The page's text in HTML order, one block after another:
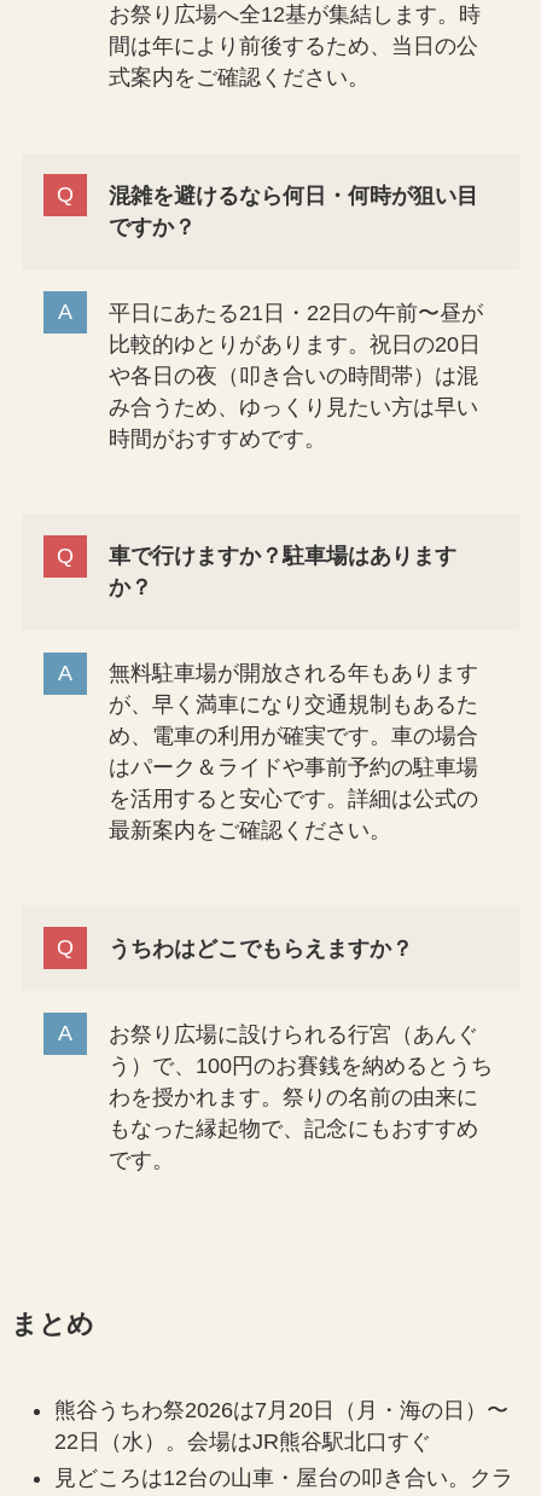
お祭り広場へ全12基が集結します。時
間は年により前後するため、当日の公
式案内をご確認ください。
混雑を避けるなら何日・何時が狙い目
ですか？
平日にあたる21日・22日の午前〜昼が
比較的ゆとりがあります。祝日の20日
や各日の夜（叩き合いの時間帯）は混
み合うため、ゆっくり見たい方は早い
時間がおすすめです。
車で行けますか？駐車場はあります
か？
無料駐車場が開放される年もあります
が、早く満車になり交通規制もあるた
め、電車の利用が確実です。車の場合
はパーク＆ライドや事前予約の駐車場
を活用すると安心です。詳細は公式の
最新案内をご確認ください。
うちわはどこでもらえますか？
お祭り広場に設けられる行宮（あんぐ
う）で、100円のお賽銭を納めるとうち
わを授かれます。祭りの名前の由来に
もなった縁起物で、記念にもおすすめ
です。
まとめ
熊谷うちわ祭2026は7月20日（月・海の日）〜
22日（水）。会場はJR熊谷駅北口すぐ
見どころは12台の山車・屋台の叩き合い。クラ